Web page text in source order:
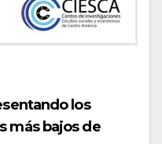
los
más bajos de